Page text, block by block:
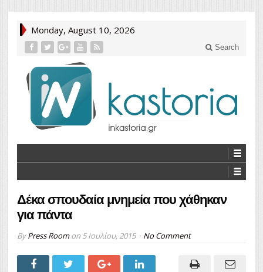
Monday, August 10, 2026
Search
Δέκα σπουδαία μνημεία που χάθηκαν
για πάντα
ByPress Roomon 5 Ιουλίου, 2015 No Comment